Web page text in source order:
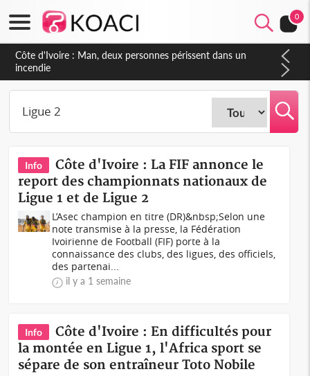
0
Côte d'Ivoire : Séileu, la célébration de la fête nationale
transformée en vaste campagne contre les produits
dépigmentants dangereux
Info
Côte d'Ivoire : La FIF annonce le
report des championnats nationaux de
Ligue 1 et de Ligue 2
L’Asec champion en titre (DR)&nbsp;Selon une
note transmise à la presse, la Fédération
Ivoirienne de Football (FIF) porte à la
connaissance des clubs, des ligues, des officiels,
des partenai...
il y a 1 semaine
Info
Côte d'Ivoire : En difficultés pour
la montée en Ligue 1, l'Africa sport se
sépare de son entraîneur Toto Nobile